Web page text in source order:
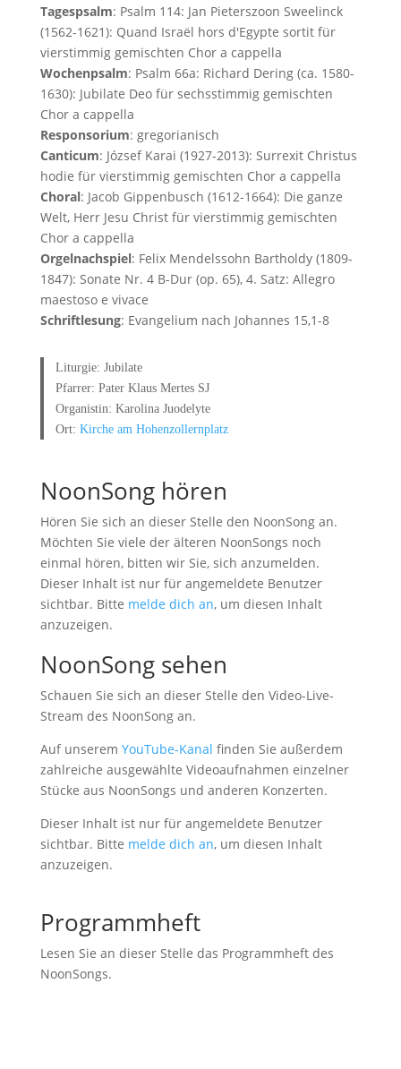
Tagespsalm: Psalm 114: Jan Pieterszoon Sweelinck
(1562-1621): Quand Israël hors d'Egypte sortit für
vierstimmig gemischten Chor a cappella
Wochenpsalm: Psalm 66a: Richard Dering (ca. 1580-
1630): Jubilate Deo für sechsstimmig gemischten
Chor a cappella
Responsorium: gregorianisch
Canticum: József Karai (1927-2013): Surrexit Christus
hodie für vierstimmig gemischten Chor a cappella
Choral: Jacob Gippenbusch (1612-1664): Die ganze
Welt, Herr Jesu Christ für vierstimmig gemischten
Chor a cappella
Orgelnachspiel: Felix Mendelssohn Bartholdy (1809-
1847): Sonate Nr. 4 B-Dur (op. 65), 4. Satz: Allegro
maestoso e vivace
Schriftlesung: Evangelium nach Johannes 15,1-8
Liturgie: Jubilate
Pfarrer: Pater Klaus Mertes SJ
Organistin: Karolina Juodelyte
Ort:Kirche am Hohenzollernplatz
NoonSong hören
Hören Sie sich an dieser Stelle den NoonSong an.
Möchten Sie viele der älteren NoonSongs noch
einmal hören, bitten wir Sie, sich anzumelden.
Dieser Inhalt ist nur für angemeldete Benutzer
sichtbar. Bitte melde dich an, um diesen Inhalt
anzuzeigen.
NoonSong sehen
Schauen Sie sich an dieser Stelle den Video-Live-
Stream des NoonSong an.
Auf unserem YouTube-Kanal finden Sie außerdem
zahlreiche ausgewählte Videoaufnahmen einzelner
Stücke aus NoonSongs und anderen Konzerten.
Dieser Inhalt ist nur für angemeldete Benutzer
sichtbar. Bitte melde dich an, um diesen Inhalt
anzuzeigen.
Programmheft
Lesen Sie an dieser Stelle das Programmheft des
NoonSongs.